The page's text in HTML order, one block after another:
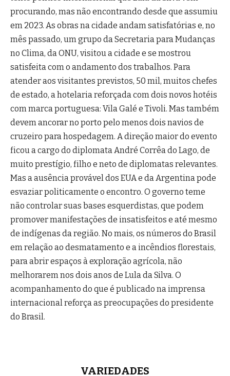
procurando, mas não encontrando desde que assumiu
em 2023. As obras na cidade andam satisfatórias e, no
mês passado, um grupo da Secretaria para Mudanças
no Clima, da ONU, visitou a cidade e se mostrou
satisfeita com o andamento dos trabalhos. Para
atender aos visitantes previstos, 50 mil, muitos chefes
de estado, a hotelaria reforçada com dois novos hotéis
com marca portuguesa: Vila Galé e Tivoli. Mas também
devem ancorar no porto pelo menos dois navios de
cruzeiro para hospedagem. A direção maior do evento
ficou a cargo do diplomata André Corrêa do Lago, de
muito prestígio, filho e neto de diplomatas relevantes.
Mas a ausência provável dos EUA e da Argentina pode
esvaziar politicamente o encontro. O governo teme
não controlar suas bases esquerdistas, que podem
promover manifestações de insatisfeitos e até mesmo
de indígenas da região. No mais, os números do Brasil
em relação ao desmatamento e a incêndios florestais,
para abrir espaços à exploração agrícola, não
melhorarem nos dois anos de Lula da Silva. O
acompanhamento do que é publicado na imprensa
internacional reforça as preocupações do presidente
do Brasil.
VARIEDADES